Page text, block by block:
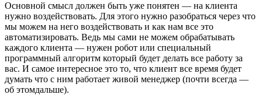
Основной смысл должен быть уже понятен — на клиента
нужно воздействовать. Для этого нужно разобраться через что
мы можем на него воздействовать и как нам все это
автоматизировать. Ведь мы сами не можем обрабатывать
каждого клиента — нужен робот или специальный
программный алгоритм который будет делать все работу за
вас. И самое интересное это то, что клиент все время будет
думать что с ним работает живой менеджер (почти всегда —
об этомдальше).